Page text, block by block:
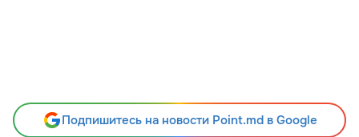
Подпишитесь на новости Point.md в Google